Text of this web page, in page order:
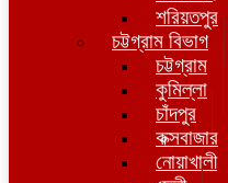
শরিয়তপুর
চট্টগ্রাম বিভাগ
চট্টগ্রাম
কুমিল্লা
চাঁদপুর
কক্সবাজার
নোয়াখালী